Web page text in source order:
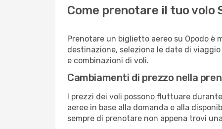
Come prenotare il tuo volo
Prenotare un biglietto aereo su Opodo è
destinazione, seleziona le date di
e combinazioni di voli.
Cambiamenti di prezzo nella
I prezzi dei voli possono fluttuare
aeree in base alla domanda e alla
sempre di prenotare non appena trovi